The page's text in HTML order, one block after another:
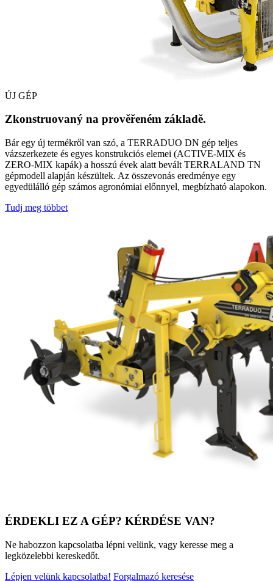
ÚJ GÉP
Zkonstruovaný na prověřeném základě.
Bár egy új termékről van szó, a TERRADUO DN gép teljes
vázszerkezete és egyes konstrukciós elemei (ACTIVE-MIX és
ZERO-MIX kapák) a hosszú évek alatt bevált TERRALAND TN
gépmodell alapján készültek. Az összevonás eredménye egy
egyedülálló gép számos agronómiai előnnyel, megbízható alapokon.
Tudj meg többet
ÉRDEKLI EZ A GÉP? KÉRDÉSE VAN?
Ne habozzon kapcsolatba lépni velünk, vagy keresse meg a
legközelebbi kereskedőt.
Lépjen velünk kapcsolatba! Forgalmazó keresése